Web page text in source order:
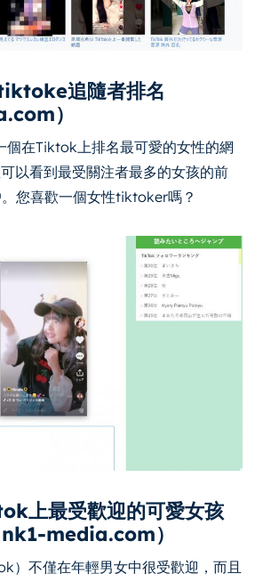
追隨者排名
）
個在Tiktok上排名最可愛的女性的網
以看到最受關注者最多的女孩的前
您喜歡一個女性tiktoker嗎？
上最受歡迎的可愛女孩
media.com）
）不僅在年輕男女中很受歡迎，而且